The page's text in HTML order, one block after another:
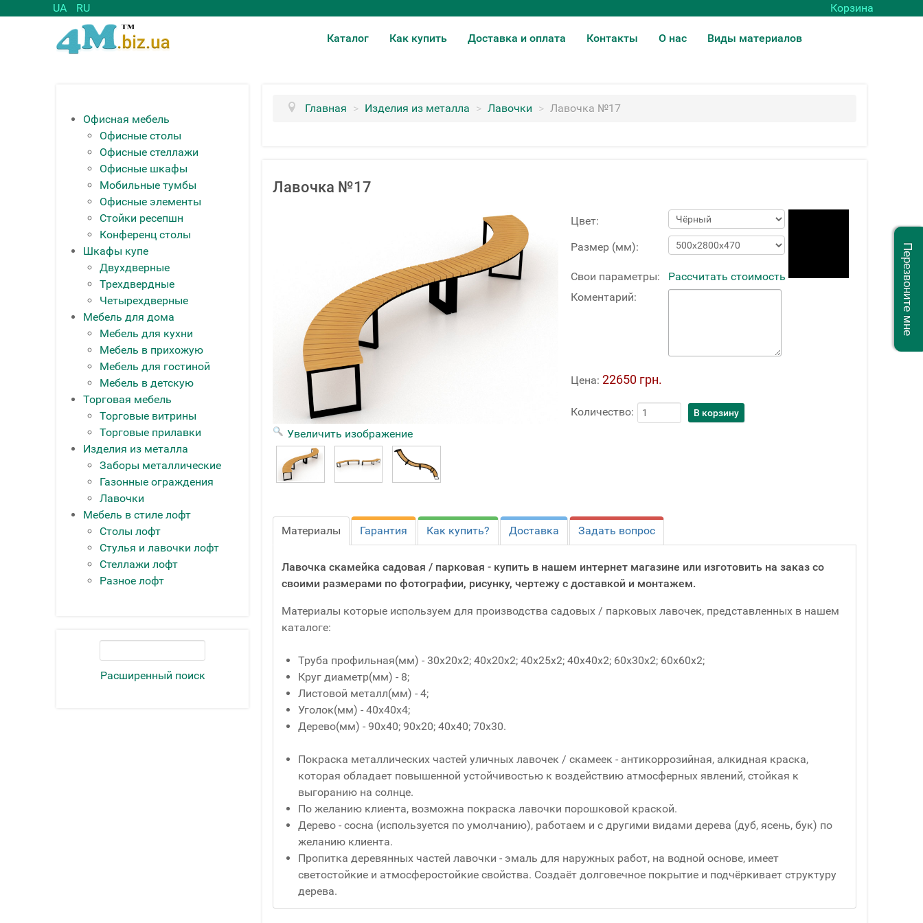
UA RU Корзина
Каталог Как купить Доставка и оплата Контакты О нас Виды материалов
Офисная мебель
Офисные столы
Офисные стеллажи
Офисные шкафы
Мобильные тумбы
Офисные элементы
Стойки ресепшн
Конференц столы
Шкафы купе
Двухдверные
Трехдвердные
Четырехдверные
Мебель для дома
Мебель для кухни
Мебель в прихожую
Мебель для гостиной
Мебель в детскую
Торговая мебель
Торговые витрины
Торговые прилавки
Изделия из металла
Заборы металлические
Газонные ограждения
Лавочки
Мебель в стиле лофт
Столы лофт
Стулья и лавочки лофт
Стеллажи лофт
Разное лофт
Расширенный поиск
Главная > Изделия из металла > Лавочки > Лавочка №17
Лавочка №17
Увеличить изображение
Цвет:
Размер (мм):
Свои параметры:
Рассчитать стоимость
Коментарий:
Цена:22650 грн.
Количество:
Материалы Гарантия Как купить? Доставка Задать вопрос
Лавочка скамейка садовая / парковая - купить в нашем интернет магазине или изготовить на заказ со
своими размерами по фотографии, рисунку, чертежу с доставкой и монтажем.
Материалы которые используем для производства садовых / парковых лавочек, представленных в нашем
каталоге:
Труба профильная(мм) - 30x20x2; 40x20x2; 40x25x2; 40x40x2; 60x30x2; 60x60x2;
Круг диаметр(мм) - 8;
Листовой металл(мм) - 4;
Уголок(мм) - 40x40x4;
Дерево(мм) - 90x40; 90x20; 40x40; 70x30.
Покраска металлических частей уличных лавочек / скамеек - антикоррозийная, алкидная краска,
которая обладает повышенной устойчивостью к воздействию атмосферных явлений, стойкая к
выгоранию на солнце.
По желанию клиента, возможна покраска лавочки порошковой краской.
Дерево - сосна (используется по умолчанию), работаем и с другими видами дерева (дуб, ясень, бук) по
желанию клиента.
Пропитка деревянных частей лавочки - эмаль для наружных работ, на водной основе, имеет
светостойкие и атмосферостойкие свойства. Создаёт долговечное покрытие и подчёркивает структуру
дерева.
Перезвоните мне